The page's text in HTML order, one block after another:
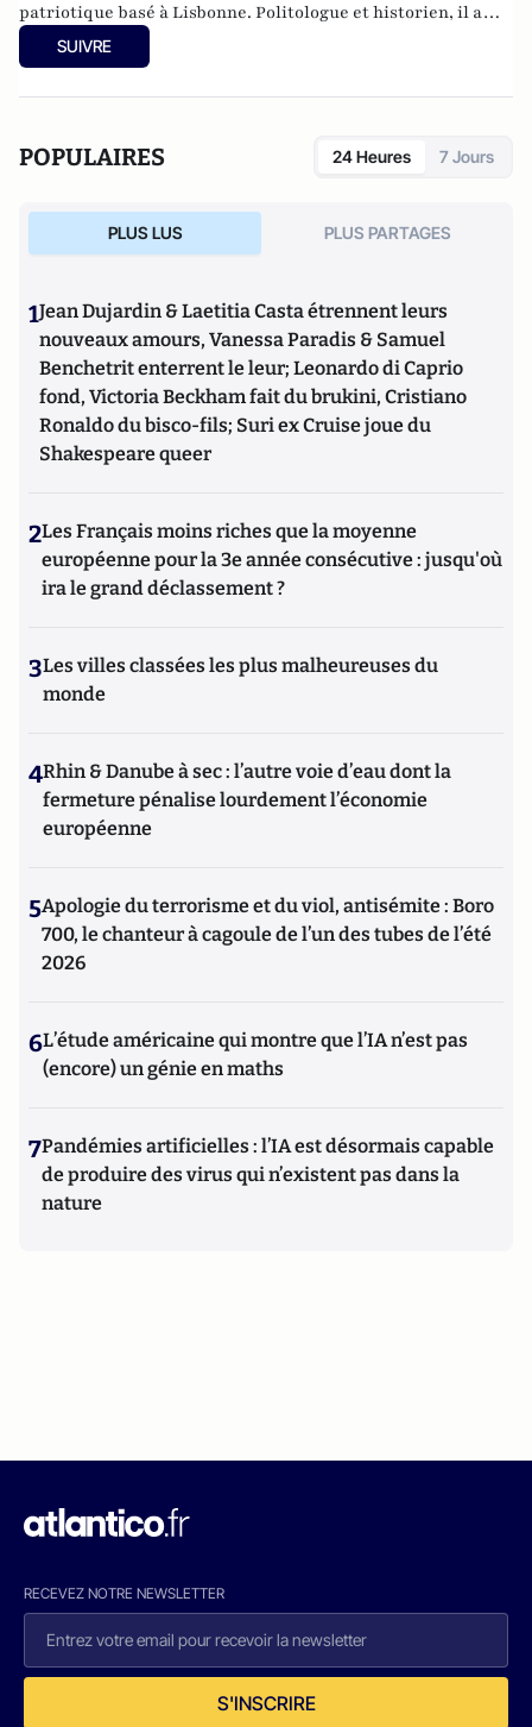
patriotique basé à Lisbonne. Politologue et historien, il a
collaboré à de nombreuses publications nationales et
internationales. Vous pouvez le trouver sur Twitter sous le
SUIVRE
POPULAIRES 24 Heures 7 Jours
PLUS LUS PLUS PARTAGES
1Jean Dujardin & Laetitia Casta étrennent leurs
nouveaux amours, Vanessa Paradis & Samuel
Benchetrit enterrent le leur; Leonardo di Caprio
fond, Victoria Beckham fait du brukini, Cristiano
Ronaldo du bisco-fils; Suri ex Cruise joue du
Shakespeare queer
2Les Français moins riches que la moyenne
européenne pour la 3e année consécutive : jusqu'où
ira le grand déclassement ?
3Les villes classées les plus malheureuses du
monde
4Rhin & Danube à sec : l’autre voie d’eau dont la
fermeture pénalise lourdement l’économie
européenne
5Apologie du terrorisme et du viol, antisémite : Boro
700, le chanteur à cagoule de l’un des tubes de l’été
2026
6L’étude américaine qui montre que l’IA n’est pas
(encore) un génie en maths
7Pandémies artificielles : l’IA est désormais capable
de produire des virus qui n’existent pas dans la
nature
RECEVEZ NOTRE NEWSLETTER
S'INSCRIRE